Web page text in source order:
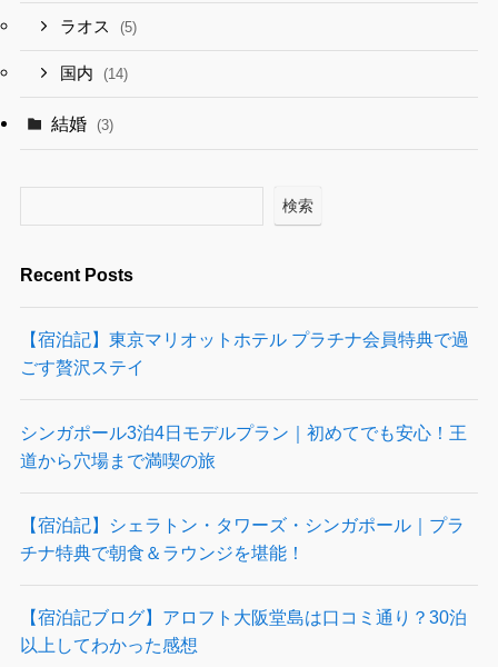
ラオス (5)
国内 (14)
結婚 (3)
検索
Recent Posts
【宿泊記】東京マリオットホテル プラチナ会員特典で過
ごす贅沢ステイ
シンガポール3泊4日モデルプラン｜初めてでも安心！王
道から穴場まで満喫の旅
【宿泊記】シェラトン・タワーズ・シンガポール｜プラ
チナ特典で朝食＆ラウンジを堪能！
【宿泊記ブログ】アロフト大阪堂島は口コミ通り？30泊
以上してわかった感想